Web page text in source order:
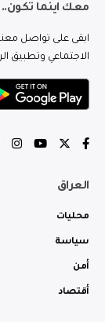
معك اينما تكون..
ابقى على تواصل
الاجتماعي وتطبيق
العراق
محليات
سياسة
أمن
أقتصاد